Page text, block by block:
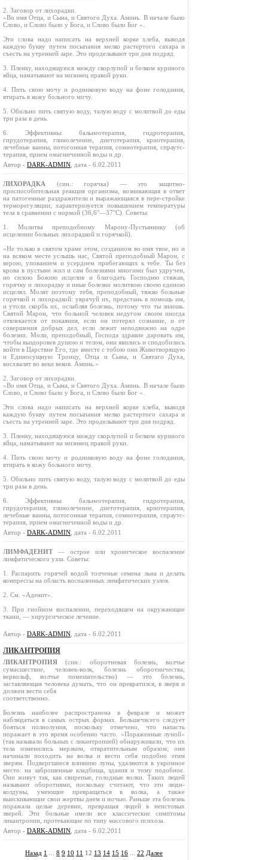
2. Заговор от лихорадки.
«Во имя Отца, и Сына, и Святого Духа. Аминь. В начале было
Слово, и Слово было у Бога, и Слово было Бог ».
Эти слова надо написать на верхней корке хлеба, выводя
каждую букву путем посыпания мелко растертого сахара и
съесть на утренней заре. Это проделывают три дня подряд.
3. Пленку, находящуюся между скорлупой и белком куриного
яйца, наматывают на мизинец правой руки.
4. Пить свою мочу и родниковую воду на фоне голодания,
втирать в кожу больного мочу.
5. Обильно пить святую воду, талую воду с молитвой до еды
три раза в день.
6. Эффективны: бальнеотерапия, гидротерапия,
гирудотерапия, глинолечение, диетотерапия, криотерапия,
лечебные ванны, потогонная терапия, сомнотерапия, спраутс-
терапия, прием омагниченной воды и др.
Автор - DARK-ADMIN , дата - 6.02.2011
ЛИХОРАДКА (син.: горячка) — это защитно-
приспособительная реакция организма, возникающая в ответ
на патогенные раздражители и выражающаяся в пере-стройке
терморегуляции; характеризуется повышением температуры
тела в сравнении с нормой (36,6°—37°С). Советы:
1. Молитва преподобному Марону-Пустыннику (об
исцелении больных лихорадкой и горячкой).
«Не только в святом храме этом, созданном во имя твое, но и
на всяком месте услышь нас, Святой преподобный Марон, с
верою, упованием и усердием прибегающих к тебе. Ты без
крова в пустыне жил и сам болезнями многими был удручен,
но силою Божию исцелив и благодать Господню стяжав,
горячку и лихорадку и иные болезни молитвою своею единою
исцелял. Молят поэтому тебя, преподобный, тяжко больные
горячкой и лихорадкой: уврачуй их, предстань в помощь им,
и утоли скорбь их, ослабляя болезнь, потому что ты знаешь.
Святой Марон, что больной человек недугом своим иногда
отвлекается от покаяния, если он потерял сознание, и от
совершения добрых дел, если лежит неподвижно на одре
болезни. Моли, преподобный, Господа здравие даровать им,
чтобы выздоровев душою и телом, они явились и сподобились
войти в Царствие Его, где вместе с тобою они Животворящую
и Единосущную Троицу, Отца и Сына, и Святаго Духа,
восхвалят во веки веков. Аминь.»
2. Заговор от лихорадки.
«Во имя Отца, и Сына, и Святого Духа. Аминь. В начале было
Слово, и Слово было у Бога, и Слово было Бог ».
Эти слова надо написать на верхней корке хлеба, выводя
каждую букву путем посыпания мелко растертого сахара и
съесть на утренней заре. Это проделывают три дня подряд.
3. Пленку, находящуюся между скорлупой и белком куриного
яйца, наматывают на мизинец правой руки.
4. Пить свою мочу и родниковую воду на фоне голодания,
втирать в кожу больного мочу.
5. Обильно пить святую воду, талую воду с молитвой до еды
три раза в день.
6. Эффективны: бальнеотерапия, гидротерапия,
гирудотерапия, глинолечение, диетотерапия, криотерапия,
лечебные ванны, потогонная терапия, сомнотерапия, спраутс-
терапия, прием омагниченной воды и др.
Автор - DARK-ADMIN , дата - 6.02.2011
ЛИМФАДЕНИТ — острое или хроническое воспаление
лимфатического узла. Советы:
1. Распарить горячей водой толченые семена льна и делать
компрессы на область воспаленных лимфатических узлов.
2. См. «Аденит».
3. При гнойном воспалении, переходящем на окружающие
ткани, — хирургическое лечение.
Автор - DARK-ADMIN , дата - 6.02.2011
ЛИКАНТРОПИЯ
ЛИКАНТРОПИЯ (син.: оборотневая болезнь, волчье
сумасшествие, человек-волк, болезнь оборотничества,
вервольф, волчье помешательство) — это болезнь,
заставляющая человека думать, что он превратился, в зверя и
должен вести себя
соответственно.
Болезнь наиболее распространена в феврале и может
наблюдаться в самых острых формах. Большечвсего следует
бояться полнолуния, поскольку отмечено, что напасть
поражает в это время особенно часто. «Пораженные луной»
(так называли больных с ликантропией) обнаруживали, что их
тела изменились мерзким, отвратительным образом; они
начинали походить на волка и вести себя подобно этим
зверям. Подвергшиеся влиянию луны, удаляются в укромное
место: на заброшенные кладбища, здания и тому подобное.
Они живут так, как свирепые, голодные волки. Таких людей
называют оборотнями, поскольку считают, что эти люди-
колдуны, умеющие превращаться в волка, а также
выискивающие свои жертвы днем и ночью. Раньше эта болезнь
поражала целые деревни, превращая людей в неистовых
зверей. Эти больные имели все классические симптомы
ликантропии, протекающие по типу массового психоза.
Автор - DARK-ADMIN , дата - 6.02.2011
Назад 1 8 9 10 11 12 13 14 15 16 22 Далее